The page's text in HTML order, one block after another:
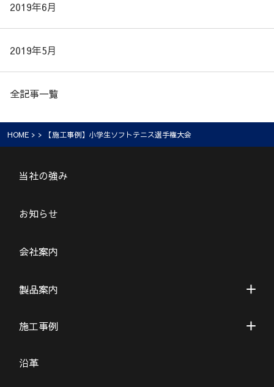
2019年6月
2019年5月
全記事一覧
HOME > > 【施工事例】小学生ソフトテニス選手権大会
当社の強み
お知らせ
会社案内
製品案内
施工事例
沿革